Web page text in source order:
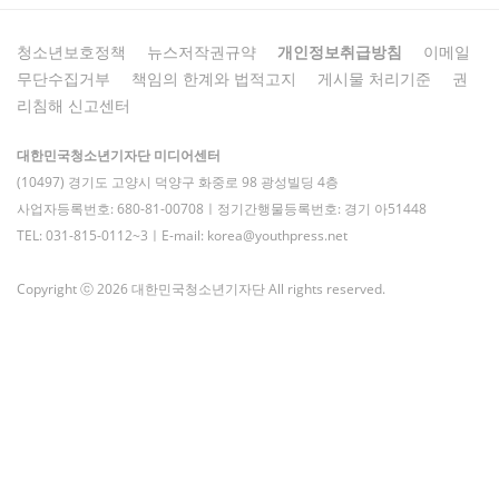
청소년보호정책 뉴스저작권규약 개인정보취급방침
이메일
무단수집거부
책임의 한계와 법적고지 게시물 처리기준
권
리침해 신고센터
대한민국청소년기자단 미디어센터
(10497) 경기도 고양시 덕양구 화중로 98 광성빌딩 4층
사업자등록번호: 680-81-00708ㅣ정기간행물등록번호: 경기 아51448
TEL: 031-815-0112~3ㅣE-mail: korea@youthpress.net
Copyright ⓒ 2026 대한민국청소년기자단 All rights reserved.